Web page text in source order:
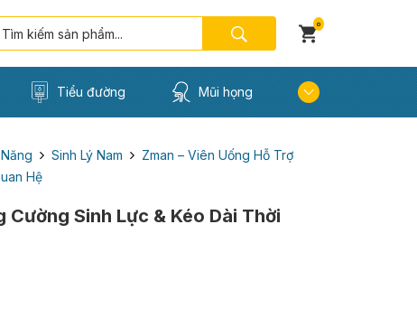
0
Tiểu đường Mũi họng
Sinh Lý Nam
Zman – Viên Uống Hỗ Trợ
Hệ
Cường Sinh Lực & Kéo Dài Thời